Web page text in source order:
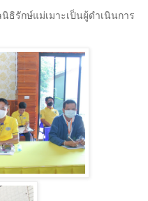
ธิรักษ์แม่เมาะเป็นผู้ดำเนินการ